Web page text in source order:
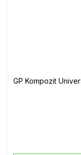
GP Kompozit